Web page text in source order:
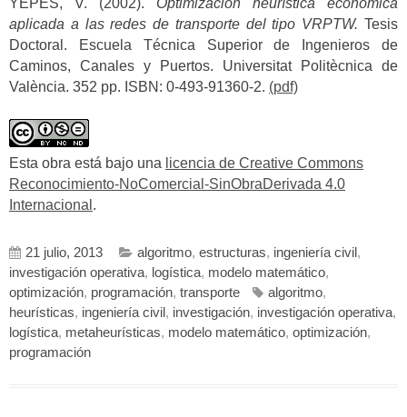
YEPES, V. (2002). Optimización heurística económica
aplicada a las redes de transporte del tipo VRPTW. Tesis
Doctoral. Escuela Técnica Superior de Ingenieros de
Caminos, Canales y Puertos. Universitat Politècnica de
València. 352 pp. ISBN: 0-493-91360-2. (pdf)
Esta obra está bajo una licencia de Creative Commons
Reconocimiento-NoComercial-SinObraDerivada 4.0
Internacional .
21 julio, 2013 algoritmo, estructuras, ingeniería civil ,
investigación operativa, logística, modelo matemático,
optimización, programación, transporte algoritmo,
heurísticas, ingeniería civil , investigación, investigación operativa,
logística, metaheurísticas, modelo matemático, optimización,
programación